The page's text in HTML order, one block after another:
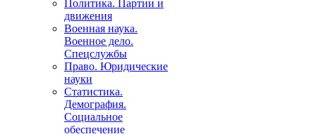
Политика. Партии и
движения
Военная наука.
Военное дело.
Спецслужбы
Право. Юридические
науки
Статистика.
Демография.
Социальное
обеспечение